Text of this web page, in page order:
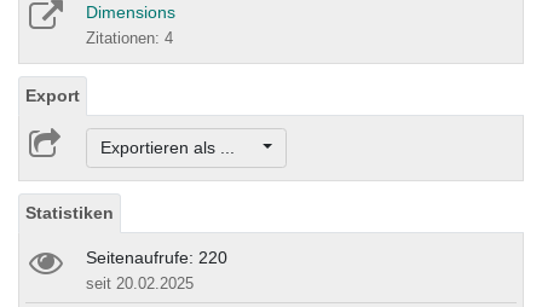
Dimensions
Zitationen: 4
Export
Exportieren als ...
Statistiken
Seitenaufrufe: 220
seit 20.02.2025